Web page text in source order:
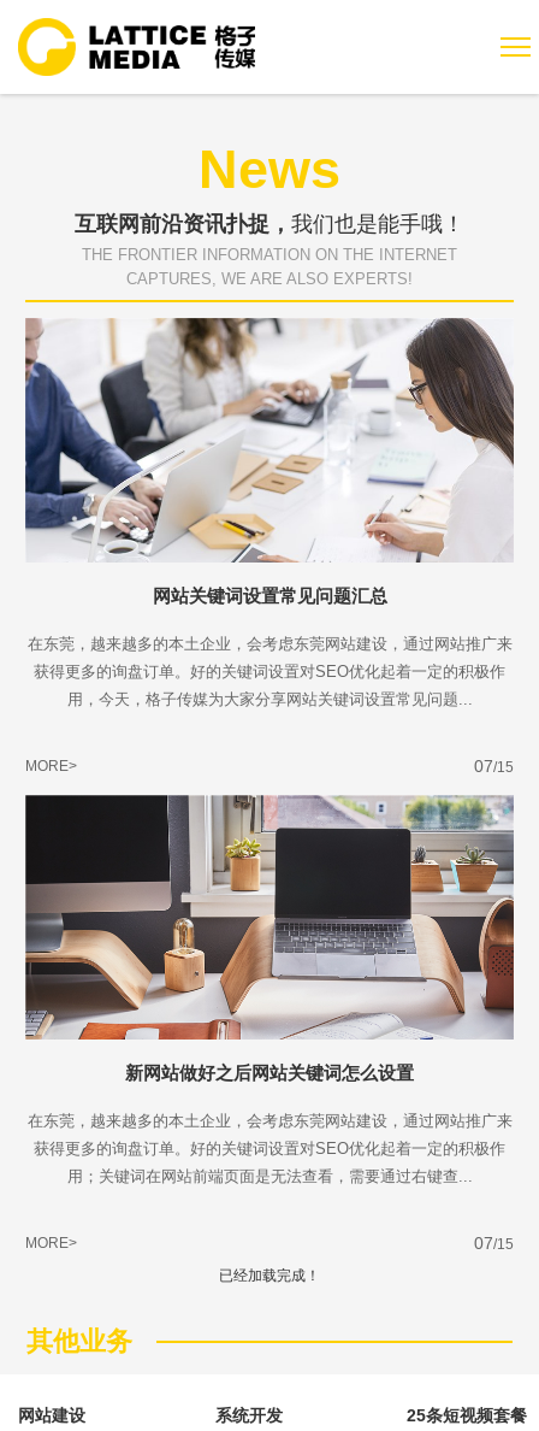
News
互联网前沿资讯扑捉， 我们也是能手哦！
THE FRONTIER INFORMATION ON THE INTERNET
CAPTURES, WE ARE ALSO EXPERTS!
网站关键词设置常见问题汇总
在东莞，越来越多的本土企业，会考虑东莞网站建设，通过网站推广来
获得更多的询盘订单。好的关键词设置对SEO优化起着一定的积极作
用，今天，格子传媒为大家分享网站关键词设置常见问题...
MORE> 07/15
新网站做好之后网站关键词怎么设置
在东莞，越来越多的本土企业，会考虑东莞网站建设，通过网站推广来
获得更多的询盘订单。好的关键词设置对SEO优化起着一定的积极作
用；关键词在网站前端页面是无法查看，需要通过右键查...
MORE> 07/15
已经加载完成！
其他业务
网站建设 系统开发 25条短视频套餐